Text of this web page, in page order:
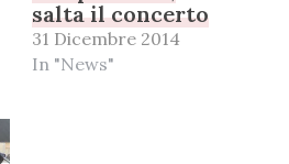
salta il concerto
31 Dicembre 2014
In "News"